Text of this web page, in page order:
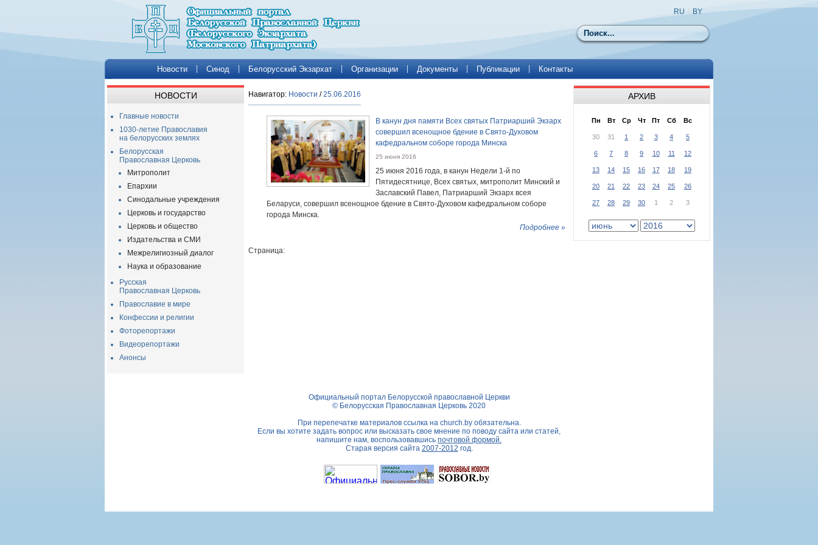
Поиск
RU BY
Новости Синод Белорусский Экзархат Организации Документы Публикации Контакты
НОВОСТИ
Главные новости
1030-летие Православия
на белорусских землях
Белорусская
Православная Церковь
Митрополит
Епархии
Синодальные учреждения
Церковь и государство
Церковь и общество
Издательства и СМИ
Межрелигиозный диалог
Наука и образование
Русская
Православная Церковь
Православие в мире
Конфессии и религии
Фоторепортажи
Видеорепортажи
Анонсы
Навигатор: Новости /25.06.2016
В канун дня памяти Всех святых Патриарший Экзарх
совершил всенощное бдение в Свято-Духовом
кафедральном соборе города Минска
25 июня 2016
25 июня 2016 года, в канун Недели 1-й по
Пятидесятнице, Всех святых, митрополит Минский и
Заславский Павел, Патриарший Экзарх всея
Беларуси, совершил всенощное бдение в Свято-Духовом кафедральном соборе
города Минска.
Подробнее »
Страница:
АРХИВ
Пн Вт Ср Чт Пт Сб Вс
30 31 1 2 3 4 5
6 7 8 9 10 11 12
13 14 15 16 17 18 19
20 21 22 23 24 25 26
27 28 29 30 1 2 3
Официальный портал Белорусской православной Церкви
© Белорусская Православная Церковь 2020
При перепечатке материалов ссылка на church.byобязательна.
Если вы хотите задать вопрос или высказать свое мнение по поводу сайта или статей,
напишите нам, воспользовавшись почтовой формой.
Старая версия сайта 2007-2012 год.